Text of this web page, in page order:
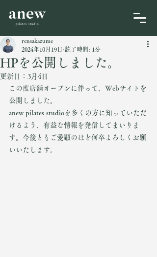
HPを公開しました。
rensakazume
2024年10月19日 読了時間: 1分
更新日： 3月4日
この度店舗オープンに伴って、Webサイトを
公開しました。
anew pilates studioを多くの方に知っていただ
けるよう、有益な情報を発信してまいりま
す。今後ともご愛顧のほど何卒よろしくお願
いいたします。